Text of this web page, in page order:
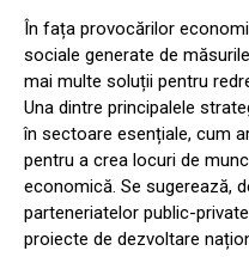
În fața provocărilor
sociale generate de
mai multe soluții pentru
Una dintre principalele
în sectoare esențiale, cum
pentru a crea locuri de
economică. Se sugerează,
parteneriatelor public-
proiecte de dezvoltare